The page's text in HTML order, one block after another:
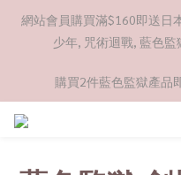
網站會員購買滿$160即送日
少年, 咒術迴戰, 藍色監
購買2件藍色監獄產品